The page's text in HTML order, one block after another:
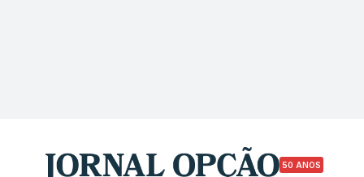
50 ANOS